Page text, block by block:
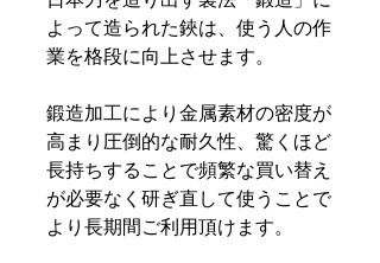
よって造られた鋏は、使う人の作
業を格段に向上させます。
鍛造加工により金属素材の密度が
高まり圧倒的な耐久性、驚くほど
長持ちすることで頻繁な買い替え
が必要なく研ぎ直して使うことで
より長期間ご利用頂けます。